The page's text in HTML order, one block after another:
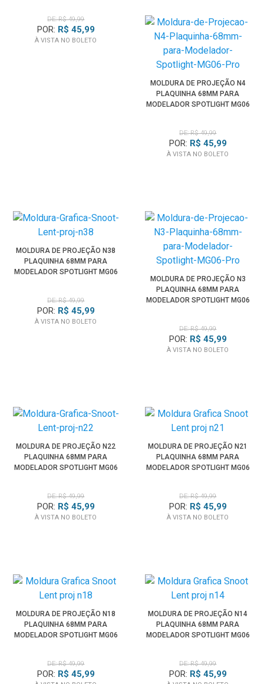
DE: R$ 49,99
POR: R$ 45,99
À VISTA NO BOLETO
MOLDURA DE PROJEÇÃO N4
PLAQUINHA 68MM PARA
MODELADOR SPOTLIGHT MG06
DE: R$ 49,99
POR: R$ 45,99
À VISTA NO BOLETO
MOLDURA DE PROJEÇÃO N38
PLAQUINHA 68MM PARA
MODELADOR SPOTLIGHT MG06
DE: R$ 49,99
POR: R$ 45,99
À VISTA NO BOLETO
MOLDURA DE PROJEÇÃO N3
PLAQUINHA 68MM PARA
MODELADOR SPOTLIGHT MG06
DE: R$ 49,99
POR: R$ 45,99
À VISTA NO BOLETO
MOLDURA DE PROJEÇÃO N22
PLAQUINHA 68MM PARA
MODELADOR SPOTLIGHT MG06
DE: R$ 49,99
POR: R$ 45,99
À VISTA NO BOLETO
MOLDURA DE PROJEÇÃO N21
PLAQUINHA 68MM PARA
MODELADOR SPOTLIGHT MG06
DE: R$ 49,99
POR: R$ 45,99
À VISTA NO BOLETO
MOLDURA DE PROJEÇÃO N18
PLAQUINHA 68MM PARA
MODELADOR SPOTLIGHT MG06
DE: R$ 49,99
POR: R$ 45,99
MOLDURA DE PROJEÇÃO N14
PLAQUINHA 68MM PARA
MODELADOR SPOTLIGHT MG06
DE: R$ 49,99
POR: R$ 45,99